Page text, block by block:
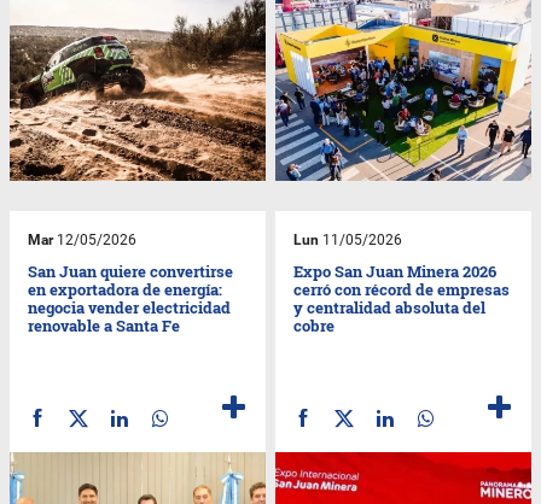
Mar12/05/2026
San Juan quiere convertirse
en exportadora de energía:
negocia vender electricidad
renovable a Santa Fe
Lun 11/05/2026
Expo San Juan Minera 2026
cerró con récord de empresas
y centralidad absoluta del
cobre